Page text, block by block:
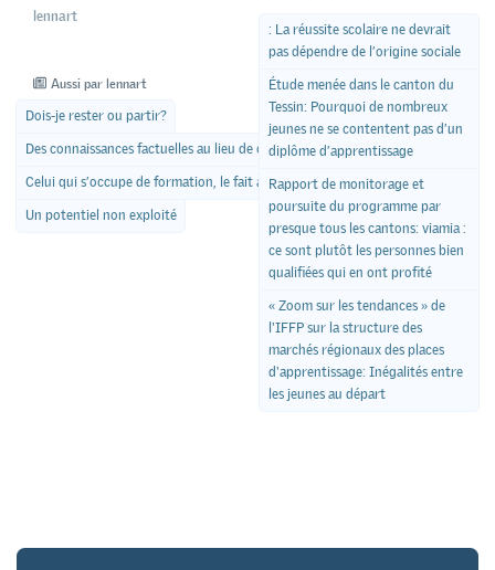
lennart
Aussi par lennart
Dois-je rester ou partir?
Des connaissances factuelles au lieu de conseils pratiques?
Celui qui s’occupe de formation, le fait aussi par conviction
Un potentiel non exploité
: La réussite scolaire ne devrait
pas dépendre de l’origine sociale
Étude menée dans le canton du
Tessin: Pourquoi de nombreux
jeunes ne se contentent pas d’un
diplôme d’apprentissage
Rapport de monitorage et
poursuite du programme par
presque tous les cantons: viamia :
ce sont plutôt les personnes bien
qualifiées qui en ont profité
« Zoom sur les tendances » de
l'IFFP sur la structure des
marchés régionaux des places
d'apprentissage: Inégalités entre
les jeunes au départ